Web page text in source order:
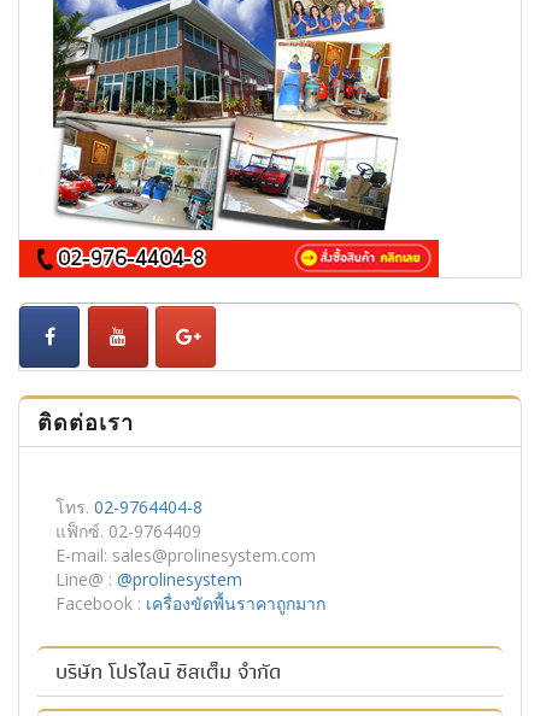
ติดต่อเรา
โทร. 02-9764404-8
แฟ็กซ์. 02-9764409
E-mail: sales@prolinesystem.com
Line@ : @prolinesystem
Facebook : เครื่องขัดพื้นราคาถูกมาก
บริษัท โปรไลน์ ซิสเต็ม จำกัด